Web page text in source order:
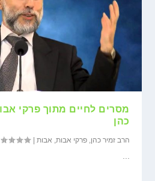
כהן
הרב זמיר כהן,פרקי אבות, אבות |
...